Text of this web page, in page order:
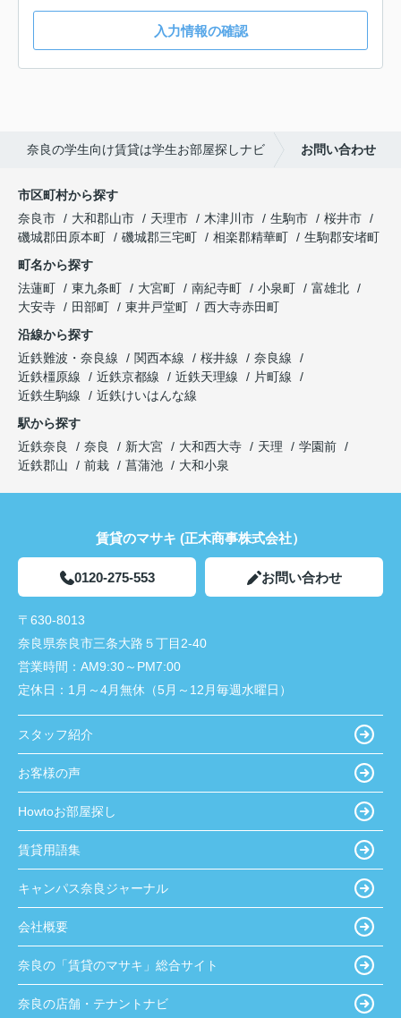
入力情報の確認
奈良の学生向け賃貸は学生お部屋探しナビ お問い合わせ
市区町村から探す
奈良市
大和郡山市 天理市 木津川市 生駒市
桜井市
磯城郡田原本町
磯城郡三宅町 相楽郡精華町
生駒郡安堵町
町名から探す
法蓮町
東九条町 大宮町 南紀寺町 小泉町
富雄北
大安寺
田部町 東井戸堂町
西大寺赤田町
沿線から探す
近鉄難波・奈良線
関西本線 桜井線
奈良線
近鉄橿原線
近鉄京都線 近鉄天理線
片町線
近鉄生駒線
近鉄けいはんな線
駅から探す
近鉄奈良
奈良 新大宮 大和西大寺 天理
学園前
近鉄郡山
前栽 菖蒲池 大和小泉
賃貸のマサキ (正木商事株式会社）
0120-275-553 お問い合わせ
〒630-8013
奈良県奈良市三条大路５丁目2-40
営業時間： AM9:30～PM7:00
定休日： 1月～4月無休（5月～12月毎週水曜日）
スタッフ紹介
お客様の声
Howtoお部屋探し
賃貸用語集
キャンパス奈良ジャーナル
会社概要
奈良の「賃貸のマサキ」総合サイト
奈良の店舗・テナントナビ